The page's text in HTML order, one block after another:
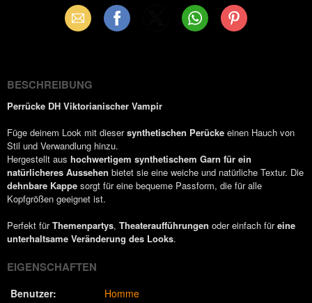
Email Facebook WhatsAppPinterest
BESCHREIBUNG
Perrücke DH Viktorianischer Vampir
Füge deinem Look mit diesersynthetischen Perücke einen Hauch von
Stil und Verwandlung hinzu.
Hergestellt aus hochwertigem synthetischem Garn für ein
natürlicheres Aussehen bietet sie eine weiche und natürliche Textur. Die
dehnbare Kappe sorgt für eine bequeme Passform, die für alle
Kopfgrößen geeignet ist.
Perfekt fürThemenpartys, Theateraufführungen oder einfach füreine
unterhaltsame Veränderung des Looks.
EIGENSCHAFTEN
Benutzer:
Homme